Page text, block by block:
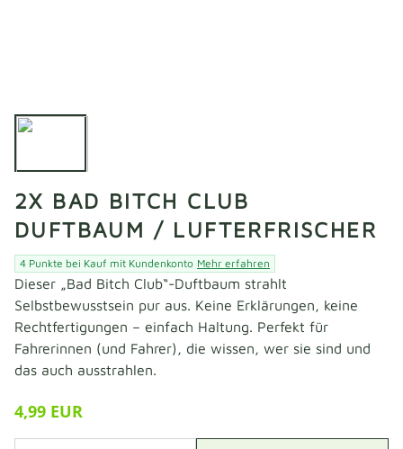
2X BAD BITCH CLUB
DUFTBAUM / LUFTERFRISCHER
4 Punkte bei Kauf mit Kundenkonto Mehr erfahren
Dieser „Bad Bitch Club“-Duftbaum strahlt
Selbstbewusstsein pur aus. Keine Erklärungen, keine
Rechtfertigungen – einfach Haltung. Perfekt für
Fahrerinnen (und Fahrer), die wissen, wer sie sind und
das auch ausstrahlen.
4,99 EUR